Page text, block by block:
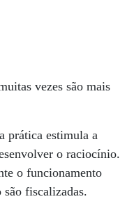
vezes são mais
prática estimula a
o raciocínio.
o funcionamento
são fiscalizadas.